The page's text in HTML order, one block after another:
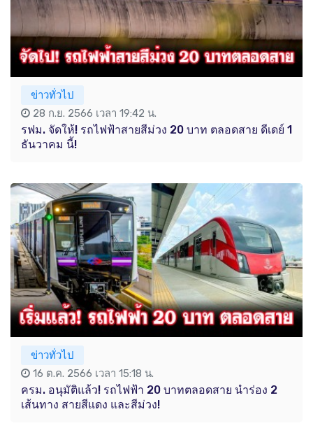
ข่าวทั่วไป
28 ก.ย. 2566 เวลา 19:42 น.
รฟม. จัดให้! รถไฟฟ้าสายสีม่วง 20 บาท ตลอดสาย ดีเดย์ 1
ธันวาคม นี้!
ข่าวทั่วไป
16 ต.ค. 2566 เวลา 15:18 น.
ครม. อนุมัติแล้ว! รถไฟฟ้า 20 บาทตลอดสาย นำร่อง 2
เส้นทาง สายสีแดง และสีม่วง!